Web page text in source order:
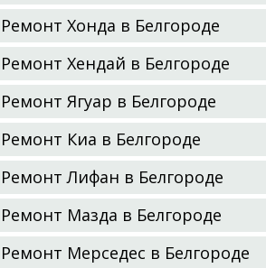
Ремонт Хонда в Белгороде
Ремонт Хендай в Белгороде
Ремонт Ягуар в Белгороде
Ремонт Киа в Белгороде
Ремонт Лифан в Белгороде
Ремонт Мазда в Белгороде
Ремонт Мерседес в Белгороде